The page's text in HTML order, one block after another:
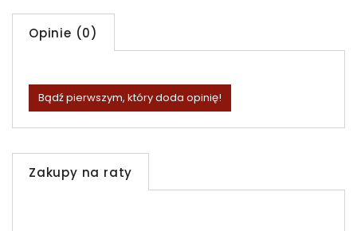
Opinie (0)
Bądź pierwszym, który doda opinię!
Zakupy na raty